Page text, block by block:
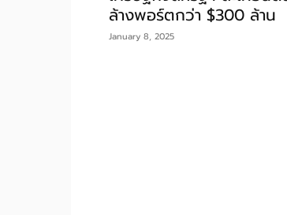
ล้างพอร์ตกว่า $300 ล้าน
January 8, 2025